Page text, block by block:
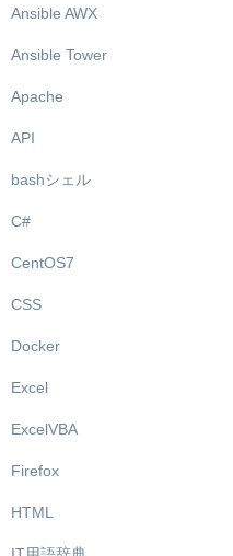
Ansible AWX
Ansible Tower
Apache
API
bashシェル
C#
CentOS7
CSS
Docker
Excel
ExcelVBA
Firefox
HTML